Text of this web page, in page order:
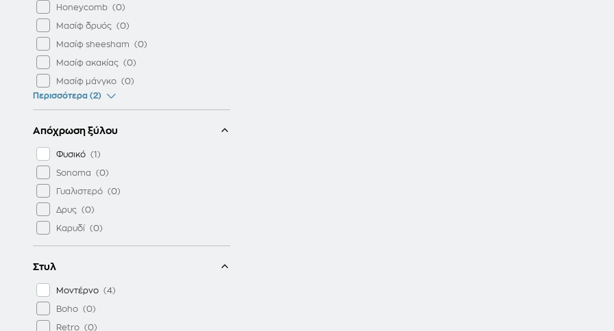
Honeycomb
Μασίφ δρυός
Μασίφ sheesham
Μασίφ ακακίας
Μασίφ μάνγκο
Περισσότερα (2)
Απόχρωση ξύλου
Φυσικό
Sonoma
Γυαλιστερό
Δρυς
Καρυδί
Στυλ
Μοντέρνο
Boho
Retro